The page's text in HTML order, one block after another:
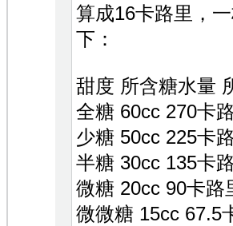
算成16卡路里，
下：
甜度 所含糖水量
全糖 60cc 270卡
少糖 50cc 225卡
半糖 30cc 135卡
微糖 20cc 90卡路
微微糖 15cc 67.5